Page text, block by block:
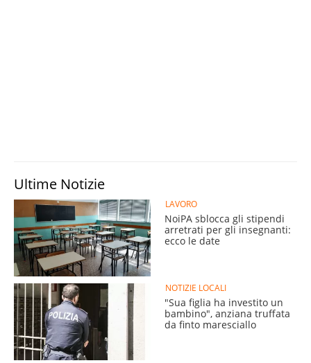
Ultime Notizie
LAVORO
NoiPA sblocca gli stipendi
arretrati per gli insegnanti:
ecco le date
NOTIZIE LOCALI
"Sua figlia ha investito un
bambino", anziana truffata
da finto maresciallo